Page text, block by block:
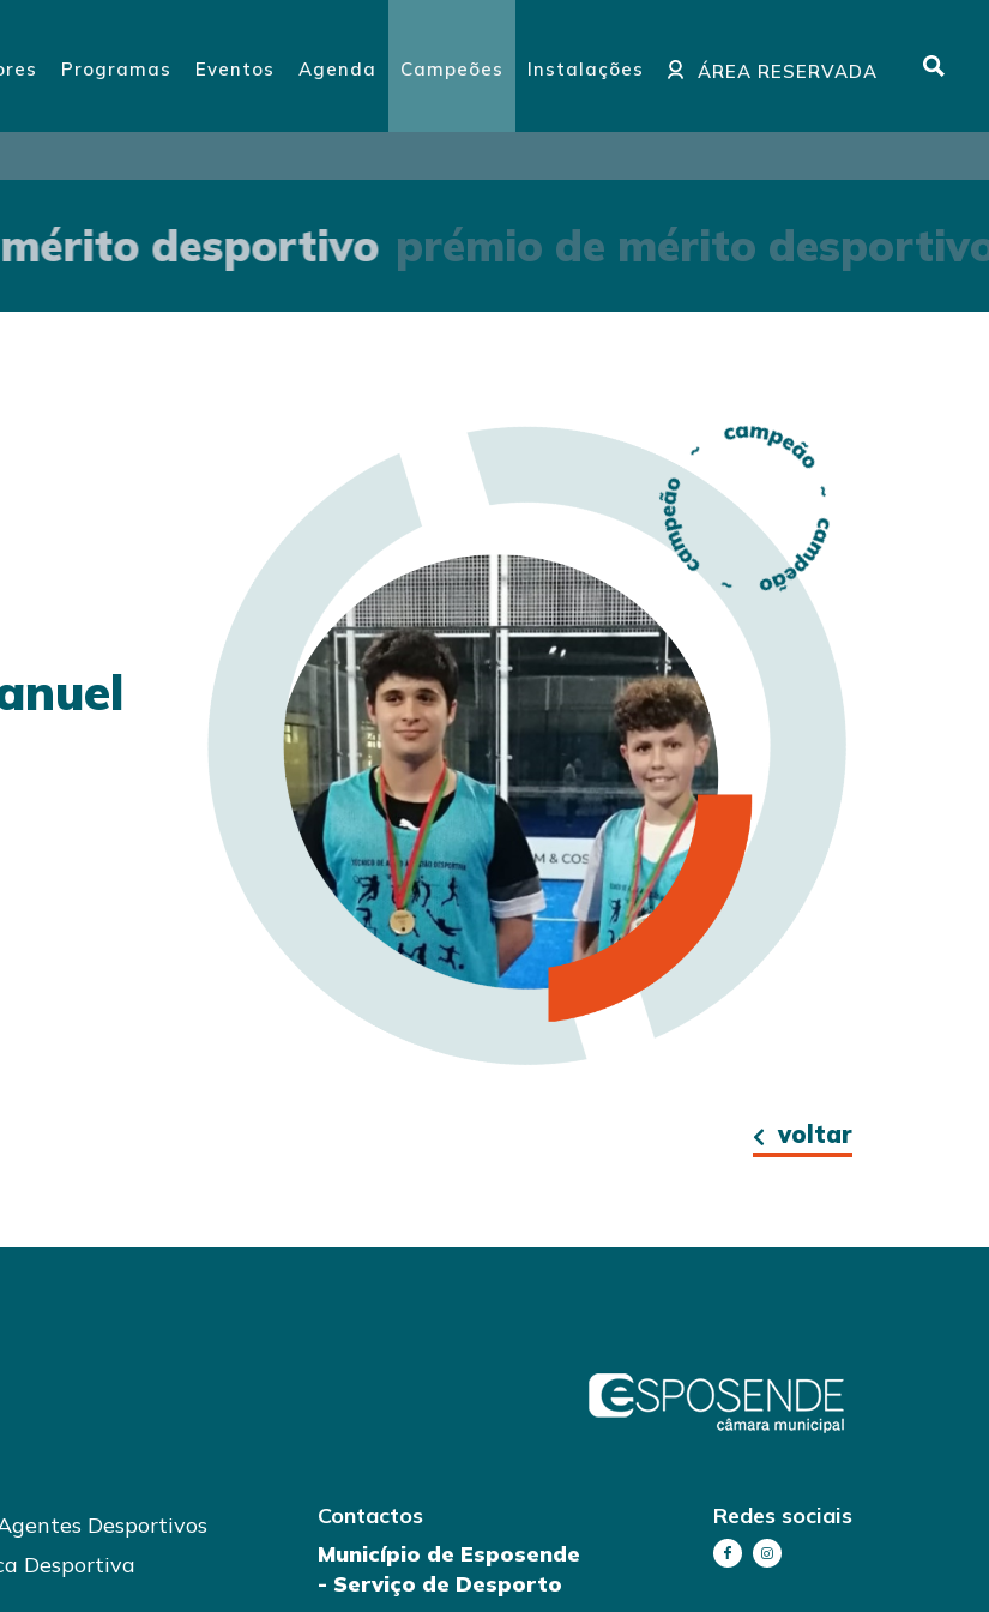
Programas Eventos Agenda Campeões Instalações ÁREA RESERVADA
desportivoprémio de mérito
voltar
Desportivos
Desportiva
Contactos
Município de Esposende
- Serviço de Desporto
Redes sociais